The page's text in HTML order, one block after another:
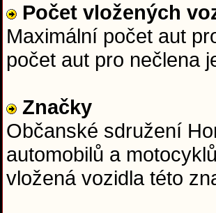
Počet vložených
Maximální počet aut
počet aut pro nečlena
Značky
Občanské sdružení
automobilů a
vložená vozidla této